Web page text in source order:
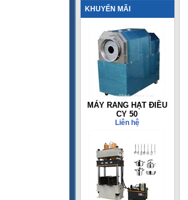
KHUYẾN MÃI
MÁY RANG HẠT ĐIỀU
CY 50
Liên hệ